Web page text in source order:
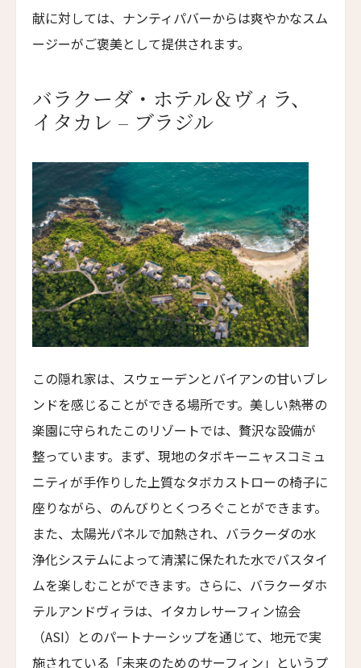
Wellnesshotel Golf Panorama
ル・グラン・ベルビュー
グレース・ラ・マーニャ・サン・モリッツ
GRACE LA MARGNA ST MORITZ
Eastwest Hotel
ベルグヴェルト・グリンデルワルト・アルパイン・
デザイン・リゾート
BERGWELT GRINDELWALD ALPINE DESIGN RESORT
ザ・クリスタル・ホテル
The Crystal Hotel
ホテル・シュヴァイツァーホフ・ツェルマット
Hotel Schweizerhof Zermatt
シャトー・ドゥーシー
Château d’Ouchy
ザ・ビュー・ルガーノ
THE VIEW Lugano
Grand Hotel Villa Castagnola
タル・ヴィラズ・マイア
Taru Villas Maia
タル・ヴィラズ・ヴィル - ウィルパトゥ
Taru Villas Villu - Wilpattu
アンバサダー・チューリッヒ・ホテル
Ambassador Zurich Hotel
献に対しては、ナンティパバーからは爽やかなスム
ージーがご褒美として提供されます。
バラクーダ・ホテル＆ヴィラ、
イタカレ – ブラジル
この隠れ家は、スウェーデンとバイアンの甘いブレ
ンドを感じることができる場所です。美しい熱帯の
楽園に守られたこのリゾートでは、贅沢な設備が
整っています。まず、現地のタボキーニャスコミュ
ニティが手作りした上質なタボカストローの椅子に
座りながら、のんびりとくつろぐことができます。
また、太陽光パネルで加熱され、バラクーダの水
浄化システムによって清潔に保たれた水でバスタイ
ムを楽しむことができます。さらに、バラクーダホ
テルアンドヴィラは、イタカレサーフィン協会
（ASI）とのパートナーシップを通じて、地元で実
施されている「未来のためのサーフィン」というプ